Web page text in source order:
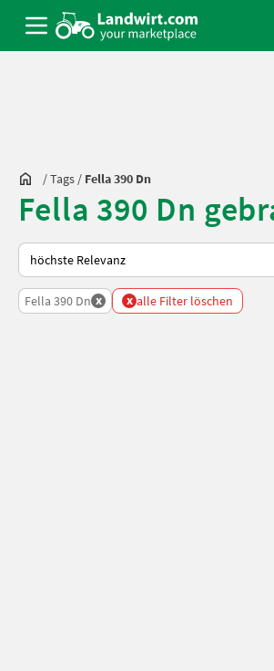
/Tags / Fella 390 Dn
Fella 390 Dn
So wird auf Landwirt.com sortiert
Fella 390 Dn x x alle Filter löschen